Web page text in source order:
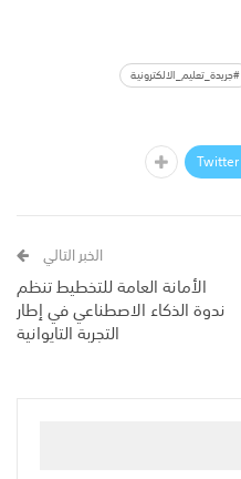
#جريدة_تعليم_الالكترونية
Twitter
الخبر التالي
الأمانة العامة للتخطيط تنظم
ندوة الذكاء الاصطناعي في إطار
التجربة التايوانية